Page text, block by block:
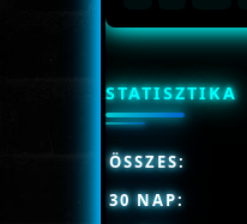
STATISZTIKA
ÖSSZES:
30 NAP: